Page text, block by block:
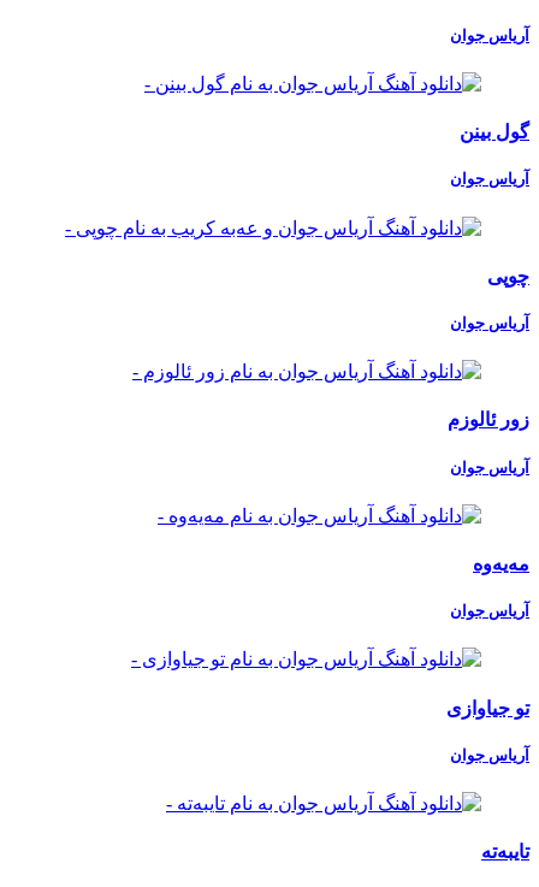
آریاس جوان
گول بینن
آریاس جوان
چوپی
آریاس جوان
زور ئالوزم
آریاس جوان
مەیەوە
آریاس جوان
تو جیاوازی
آریاس جوان
تایبەتە